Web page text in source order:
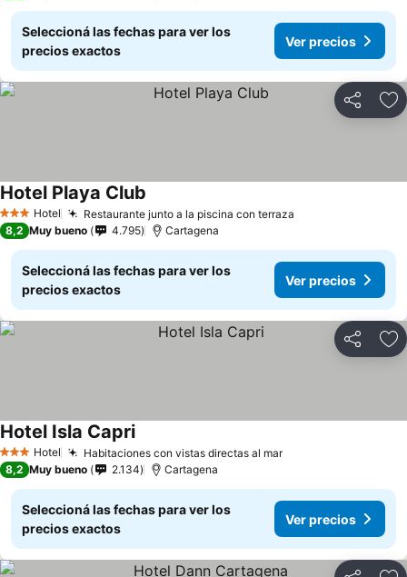
Seleccioná las fechas para ver los
precios exactos
Ver precios
Compartir
3 Estrellas
Hotel Restaurante junto a la piscina con terraza
Hotel Playa Club
8,2 Muy bueno 4.795 Cartagena
Seleccioná las fechas para ver los
precios exactos
Ver precios
Compartir
3 Estrellas
Hotel Habitaciones con vistas directas al mar
Hotel Isla Capri
8,2 Muy bueno 2.134 Cartagena
Seleccioná las fechas para ver los
precios exactos
Ver precios